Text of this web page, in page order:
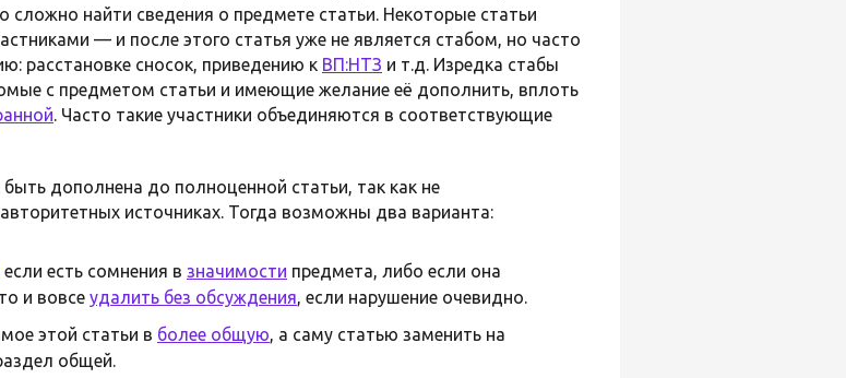
сложно найти сведения о предмете статьи. Некоторые статьи
— и после этого статья уже не является стабом, но часто
расстановке сносок, приведению к ВП:НТЗ и т.д. Изредка стабы
с предметом статьи и имеющие желание её дополнить, вплоть
. Часто такие участники объединяются в соответствующие
дополнена до полноценной статьи, так как не
источниках. Тогда возможны два варианта:
если есть сомнения в значимости предмета, либо если она
и вовсе удалить без обсуждения, если нарушение очевидно.
этой статьи в более общую, а саму статью заменить на
общей.